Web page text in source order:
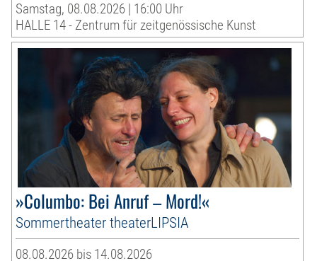
Samstag, 08.08.2026 | 16:00 Uhr
HALLE 14 - Zentrum für zeitgenössische Kunst
»Columbo: Bei Anruf – Mord!«
Sommertheater theaterLIPSIA
08.08.2026 bis 14.08.2026